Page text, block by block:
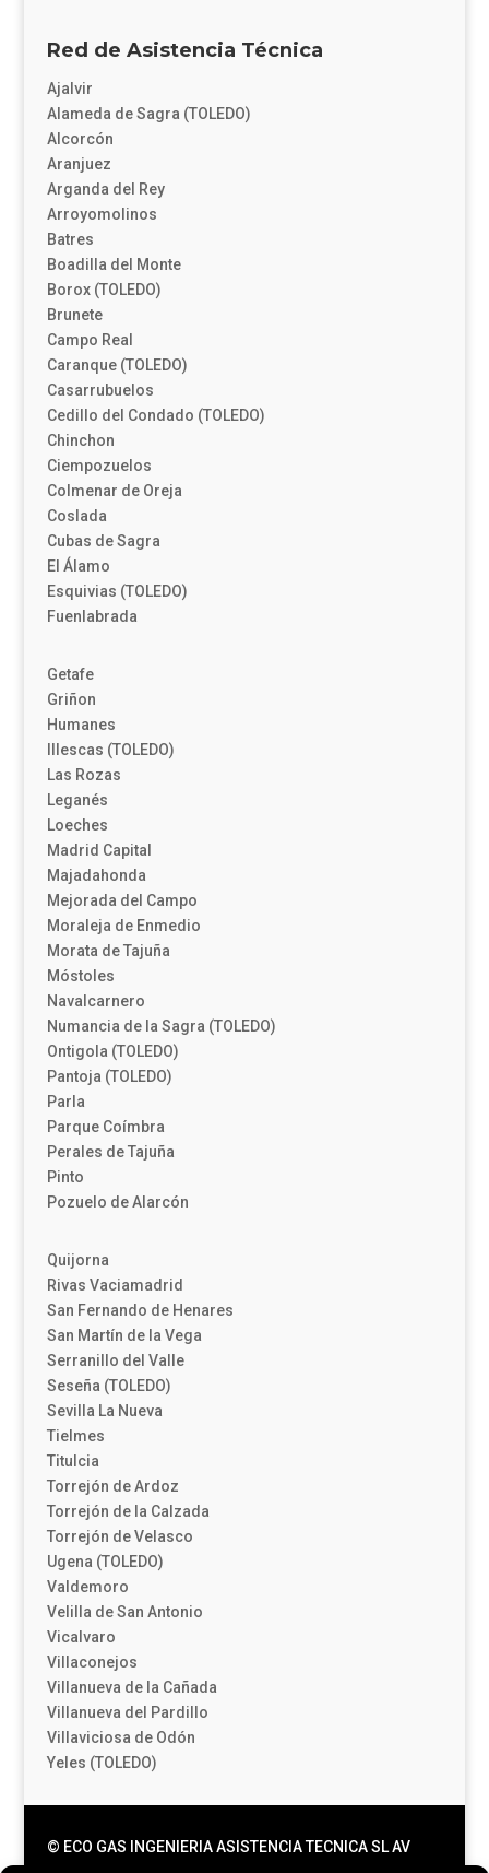
Red de Asistencia Técnica
Ajalvir
Alameda de Sagra (TOLEDO)
Alcorcón
Aranjuez
Arganda del Rey
Arroyomolinos
Batres
Boadilla del Monte
Borox (TOLEDO)
Brunete
Campo Real
Caranque (TOLEDO)
Casarrubuelos
Cedillo del Condado (TOLEDO)
Chinchon
Ciempozuelos
Colmenar de Oreja
Coslada
Cubas de Sagra
El Álamo
Esquivias (TOLEDO)
Fuenlabrada
Getafe
Griñon
Humanes
Illescas (TOLEDO)
Las Rozas
Leganés
Loeches
Madrid Capital
Majadahonda
Mejorada del Campo
Moraleja de Enmedio
Morata de Tajuña
Móstoles
Navalcarnero
Numancia de la Sagra (TOLEDO)
Ontigola (TOLEDO)
Pantoja (TOLEDO)
Parla
Parque Coímbra
Perales de Tajuña
Pinto
Pozuelo de Alarcón
Quijorna
Rivas Vaciamadrid
San Fernando de Henares
San Martín de la Vega
Serranillo del Valle
Seseña (TOLEDO)
Sevilla La Nueva
Tielmes
Titulcia
Torrejón de Ardoz
Torrejón de la Calzada
Torrejón de Velasco
Ugena (TOLEDO)
Valdemoro
Velilla de San Antonio
Vicalvaro
Villaconejos
Villanueva de la Cañada
Villanueva del Pardillo
Villaviciosa de Odón
Yeles (TOLEDO)
© ECO GAS INGENIERIA ASISTENCIA TECNICA SL AV